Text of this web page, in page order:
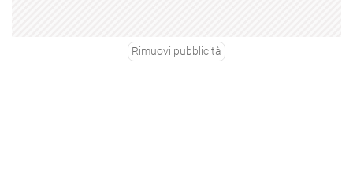
Rimuovi pubblicità